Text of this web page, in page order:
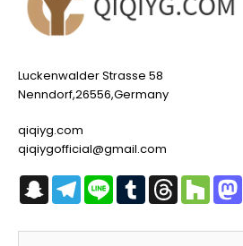
Luckenwalder Strasse 58
Nenndorf,26556,Germany
qiqiyg.com
qiqiygofficial@gmail.com
SnapchatTelegram
Line TumblrThreadsHouzz